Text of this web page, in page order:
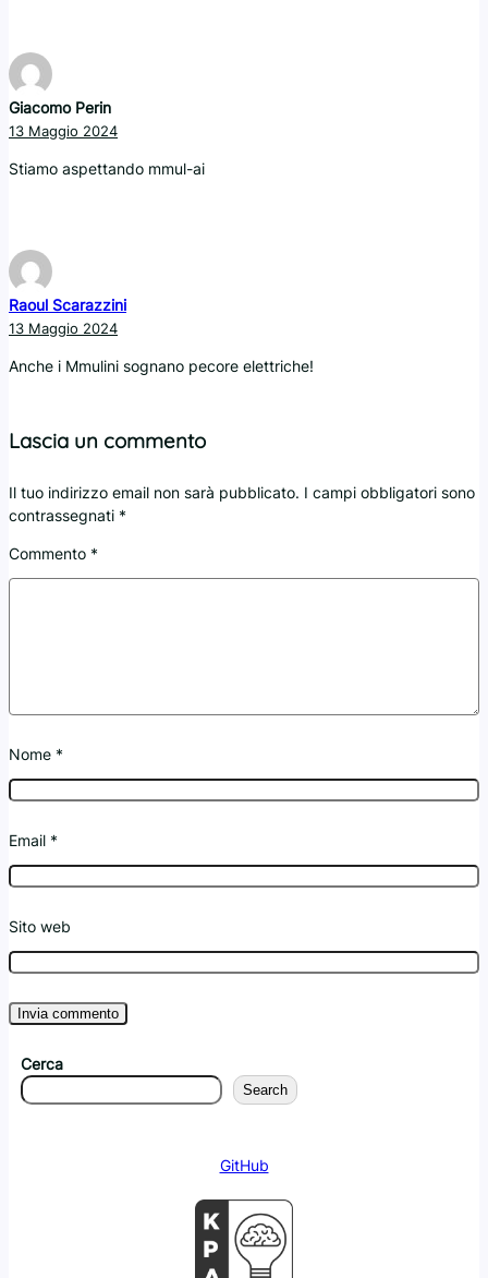
Giacomo Perin
13 Maggio 2024
Stiamo aspettando mmul-ai
Raoul Scarazzini
13 Maggio 2024
Anche i Mmulini sognano pecore elettriche!
Lascia un commento
Il tuo indirizzo email non sarà pubblicato. I campi obbligatori sono
contrassegnati *
Commento *
Nome *
Email *
Sito web
Cerca
Search
GitHub